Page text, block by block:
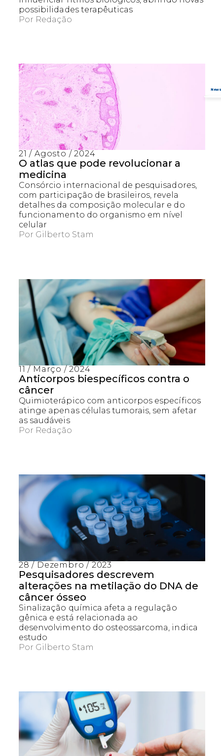
possibilidades terapêuticas
Por Redação
21 / Agosto / 2024
O atlas que pode revolucionar a
medicina
Consórcio internacional de pesquisadores,
com participação de brasileiros, revela
detalhes da composição molecular e do
funcionamento do organismo em nível
celular
Por Gilberto Stam
11 / Março / 2024
Anticorpos biespecíficos contra o
câncer
Quimioterápico com anticorpos específicos
atinge apenas células tumorais, sem afetar
as saudáveis
Por Redação
28 / Dezembro / 2023
Pesquisadores descrevem
alterações na metilação do DNA de
câncer ósseo
Sinalização química afeta a regulação
gênica e está relacionada ao
desenvolvimento do osteossarcoma, indica
estudo
Por Gilberto Stam